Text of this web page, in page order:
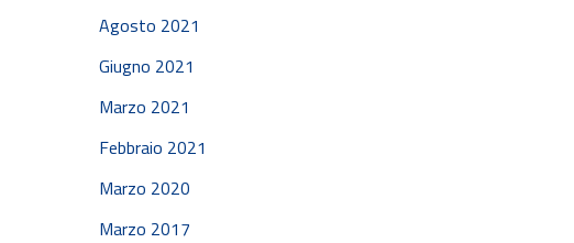
Agosto 2021
Giugno 2021
Marzo 2021
Febbraio 2021
Marzo 2020
Marzo 2017